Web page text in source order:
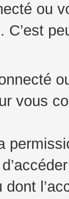
ou
C’est
vous
dont